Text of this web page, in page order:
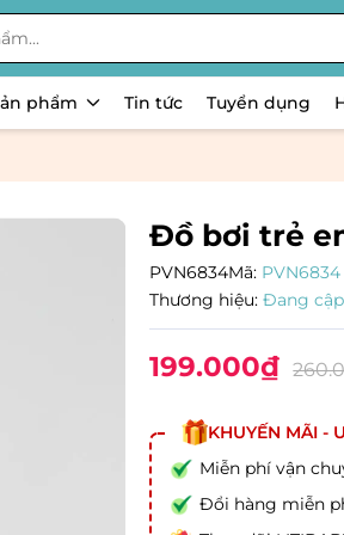
phẩm Tin tức Tuyển dụng
Đồ bơi trẻ
PVN6834Mã: PVN6834
Thương hiệu: Đang
199.000₫
KHUYẾN MÃI -
Miễn phí vận
Đổi hàng miễn